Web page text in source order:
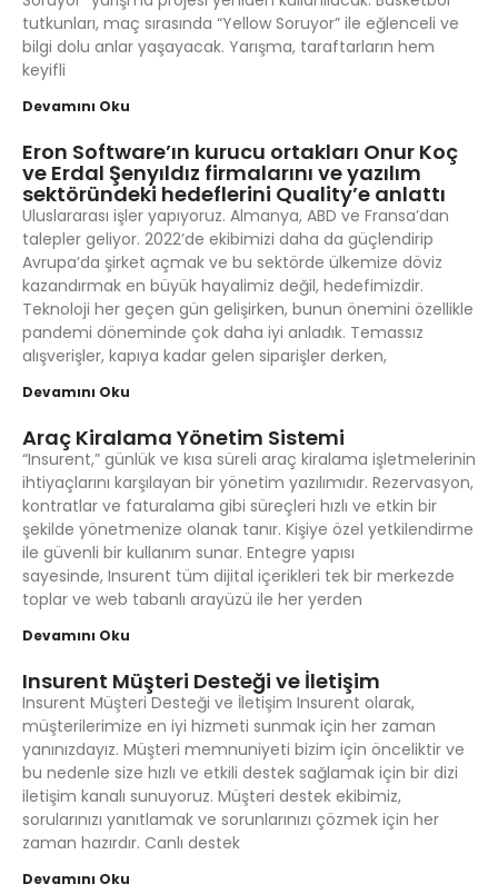
tutkunları, maç sırasında “Yellow Soruyor” ile eğlenceli ve
bilgi dolu anlar yaşayacak. Yarışma, taraftarların hem
keyifli
Devamını Oku
Eron Software’ın kurucu ortakları Onur Koç
ve Erdal Şenyıldız firmalarını ve yazılım
sektöründeki hedeflerini Quality’e anlattı
Uluslararası işler yapıyoruz. Almanya, ABD ve Fransa’dan
talepler geliyor. 2022’de ekibimizi daha da güçlendirip
Avrupa’da şirket açmak ve bu sektörde ülkemize döviz
kazandırmak en büyük hayalimiz değil, hedefimizdir.
Teknoloji her geçen gün gelişirken, bunun önemini özellikle
pandemi döneminde çok daha iyi anladık. Temassız
alışverişler, kapıya kadar gelen siparişler derken,
Devamını Oku
Araç Kiralama Yönetim Sistemi
“Insurent,” günlük ve kısa süreli araç kiralama işletmelerinin
ihtiyaçlarını karşılayan bir yönetim yazılımıdır. Rezervasyon,
kontratlar ve faturalama gibi süreçleri hızlı ve etkin bir
şekilde yönetmenize olanak tanır. Kişiye özel yetkilendirme
ile güvenli bir kullanım sunar. Entegre yapısı
sayesinde, Insurent tüm dijital içerikleri tek bir merkezde
toplar ve web tabanlı arayüzü ile her yerden
Devamını Oku
Insurent Müşteri Desteği ve İletişim
Insurent Müşteri Desteği ve İletişim Insurent olarak,
müşterilerimize en iyi hizmeti sunmak için her zaman
yanınızdayız. Müşteri memnuniyeti bizim için önceliktir ve
bu nedenle size hızlı ve etkili destek sağlamak için bir dizi
iletişim kanalı sunuyoruz. Müşteri destek ekibimiz,
sorularınızı yanıtlamak ve sorunlarınızı çözmek için her
zaman hazırdır. Canlı destek
Devamını Oku